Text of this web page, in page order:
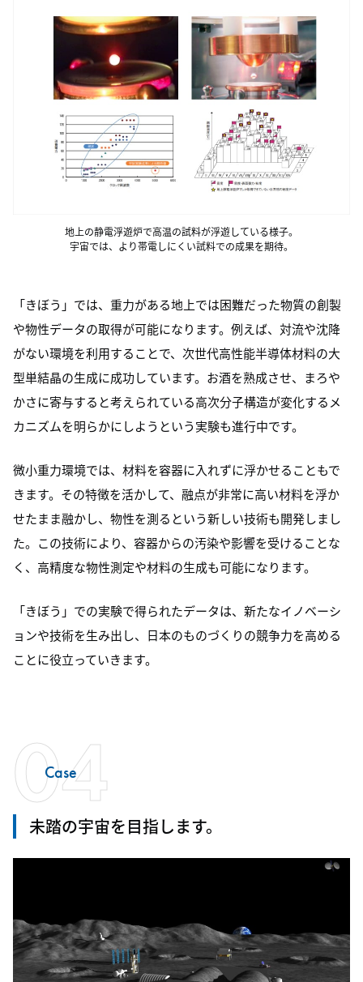
地上の静電浮遊炉で高温の試料が浮遊している様子。
宇宙では、より帯電しにくい試料での成果を期待。
「きぼう」では、重力がある地上では困難だった物質の創製
や物性データの取得が可能になります。例えば、対流や沈降
がない環境を利用することで、次世代高性能半導体材料の大
型単結晶の生成に成功しています。お酒を熟成させ、まろや
かさに寄与すると考えられている高次分子構造が変化するメ
カニズムを明らかにしようという実験も進行中です。
微小重力環境では、材料を容器に入れずに浮かせることもで
きます。その特徴を活かして、融点が非常に高い材料を浮か
せたまま融かし、物性を測るという新しい技術も開発しまし
た。この技術により、容器からの汚染や影響を受けることな
く、高精度な物性測定や材料の生成も可能になります。
「きぼう」での実験で得られたデータは、新たなイノベーシ
ョンや技術を生み出し、日本のものづくりの競争力を高める
ことに役立っていきます。
04
Case
未踏の宇宙を目指します。